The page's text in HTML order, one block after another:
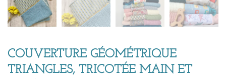
COUVERTURE GÉOMÉTRIQUE
TRIANGLES, TRICOTÉE MAIN ET